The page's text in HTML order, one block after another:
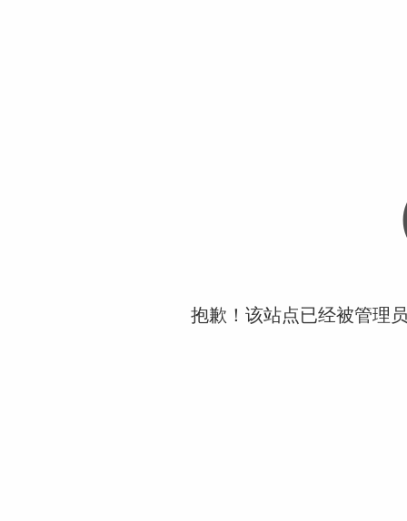
抱歉！该站点已经被管理